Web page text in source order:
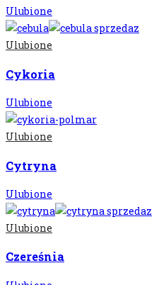
Ulubione
Ulubione
Cykoria
Ulubione
Ulubione
Cytryna
Ulubione
Ulubione
Czereśnia